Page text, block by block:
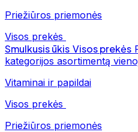
Priežiūros priemonės
Visos prekės
Smulkusis ūkis Visos prekės
kategorijos asortimentą
Vitaminai ir papildai
Visos prekės
Priežiūros priemonės